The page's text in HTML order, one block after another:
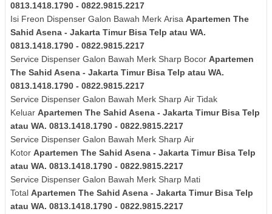
0813.1418.1790 - 0822.9815.2217
Isi Freon Dispenser Galon Bawah Merk Arisa Apartemen The
Sahid Asena - Jakarta Timur Bisa Telp atau WA.
0813.1418.1790 - 0822.9815.2217
Service Dispenser Galon Bawah Merk Sharp Bocor Apartemen
The Sahid Asena - Jakarta Timur Bisa Telp atau WA.
0813.1418.1790 - 0822.9815.2217
Service Dispenser Galon Bawah Merk Sharp Air Tidak
Keluar Apartemen The Sahid Asena - Jakarta Timur Bisa Telp
atau WA. 0813.1418.1790 - 0822.9815.2217
Service Dispenser Galon Bawah Merk Sharp Air
Kotor Apartemen The Sahid Asena - Jakarta Timur Bisa Telp
atau WA. 0813.1418.1790 - 0822.9815.2217
Service Dispenser Galon Bawah Merk Sharp Mati
Total Apartemen The Sahid Asena - Jakarta Timur Bisa Telp
atau WA. 0813.1418.1790 - 0822.9815.2217